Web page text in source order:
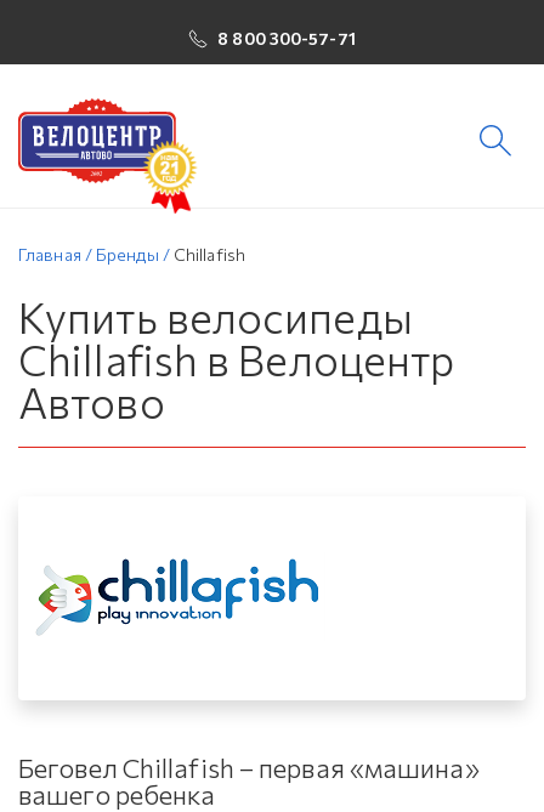
8 800 300-57-71
Главная / Бренды / Chillafish
Купить велосипеды
Chillafish в Велоцентр
Автово
Беговел Сhillafish – первая «машина»
вашего ребенка